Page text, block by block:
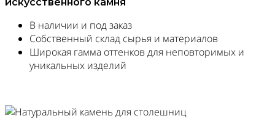
В наличии и под заказ
Собственный склад сырья и материалов
Широкая гамма оттенков для неповторимых и
уникальных изделий